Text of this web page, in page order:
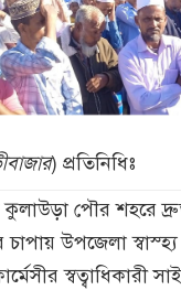
) প্রতিনিধিঃ
পৌর শহরে
উপজেলা স্বাস্হ্য
স্বত্বাধিকারী